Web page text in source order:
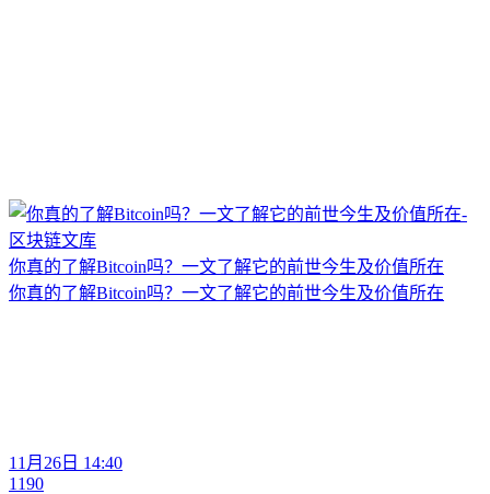
你真的了解Bitcoin吗？一文了解它的前世今生及价值所在
你真的了解Bitcoin吗？一文了解它的前世今生及价值所在
11月26日 14:40
1190